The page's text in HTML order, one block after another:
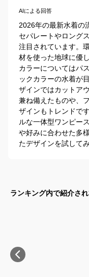
AIによる回答
2026年の最新水着の
セパレートやロング
注目されています。
材を使った地球に優
カラーについてはパ
ックカラーの水着が
ザインではカットア
兼ね備えたものや、
ザインもトレンドで
ルな一体型ワンピー
や好みに合わせた多
たデザインを試して
ランキング内で紹介さ